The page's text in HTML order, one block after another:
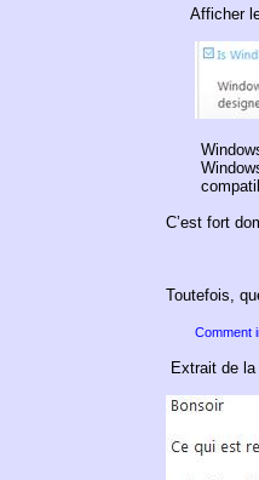
Afficher
C’est fort
Toutefois,
Comment
Extrait de